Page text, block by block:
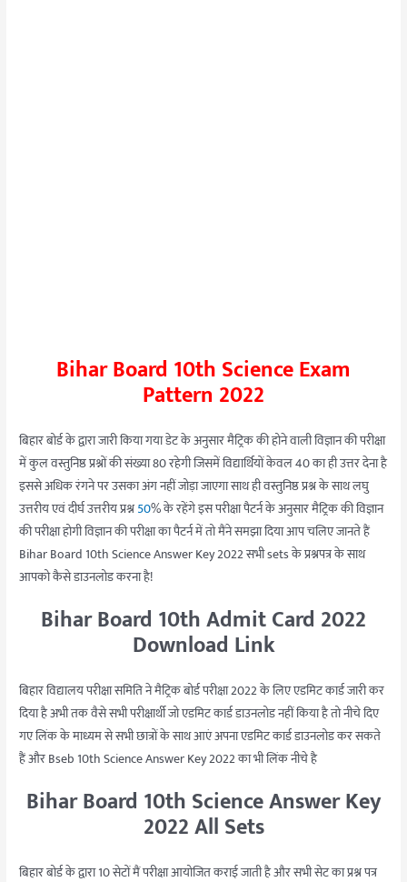
Bihar Board 10th Science Exam
Pattern 2022
बिहार बोर्ड के द्वारा जारी किया गया डेट के अनुसार मैट्रिक की होने वाली विज्ञान की परीक्षा
में कुल वस्तुनिष्ठ प्रश्नों की संख्या 80 रहेगी जिसमें विद्यार्थियों केवल 40 का ही उत्तर देना है
इससे अधिक रंगने पर उसका अंग नहीं जोड़ा जाएगा साथ ही वस्तुनिष्ठ प्रश्न के साथ लघु
उत्तरीय एवं दीर्घ उत्तरीय प्रश्न50% के रहेंगे इस परीक्षा पैटर्न के अनुसार मैट्रिक की विज्ञान
की परीक्षा होगी विज्ञान की परीक्षा का पैटर्न में तो मैंने समझा दिया आप चलिए जानते हैं
Bihar Board 10th Science Answer Key 2022 सभी sets के प्रश्नपत्र के साथ
आपको कैसे डाउनलोड करना है!
Bihar Board 10th Admit Card 2022
Download Link
बिहार विद्यालय परीक्षा समिति ने मैट्रिक बोर्ड परीक्षा 2022 के लिए एडमिट कार्ड जारी कर
दिया है अभी तक वैसे सभी परीक्षार्थी जो एडमिट कार्ड डाउनलोड नहीं किया है तो नीचे दिए
गए लिंक के माध्यम से सभी छात्रों के साथ आएं अपना एडमिट कार्ड डाउनलोड कर सकते
हैं और Bseb 10th Science Answer Key 2022 का भी लिंक नीचे है
Bihar Board 10th Science Answer Key
2022 All Sets
बिहार बोर्ड के द्वारा 10 सेटों मैं परीक्षा आयोजित कराई जाती है और सभी सेट का प्रश्न पत्र